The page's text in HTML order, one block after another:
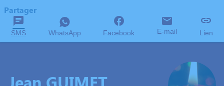
Partager
SMS WhatsApp Facebook E-mail Lien
Jean GUIMET